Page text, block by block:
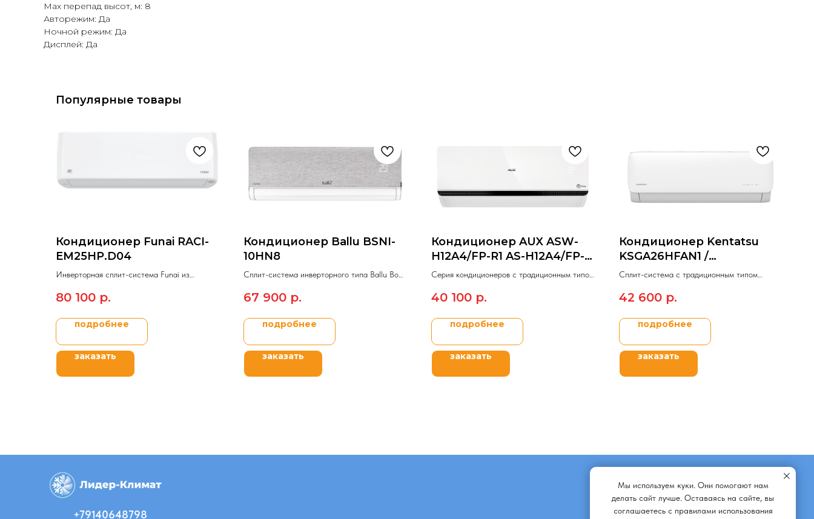
Max перепад высот, м: 8
Авторежим: Да
Ночной режим: Да
Дисплей: Да
Популярные товары
Кондиционер Funai RACI-
EM25HP.D04
Инверторная сплит-система Funai из
Inverter 2023.
80 100 р.
подробнее
заказать
Кондиционер Ballu BSNI-
10HN8
Сплит-система инверторного типа Ballu Boho
67 900 р.
подробнее
заказать
Кондиционер AUX ASW-
H12A4/FP-R1 AS-H12A4/FP-
R1
Серия кондиционеров с традиционным типом
40 100 р.
подробнее
заказать
Кондиционер Kentatsu
KSGA26HFAN1 /
KSRA26HFAN1/-40
Сплит-система c традиционным типом
KANAMI.
42 600 р.
подробнее
заказать
+79140648798
Мы используем куки. Они помогают нам
делать сайт лучше. Оставаясь на сайте, вы
соглашаетесь с правилами использования